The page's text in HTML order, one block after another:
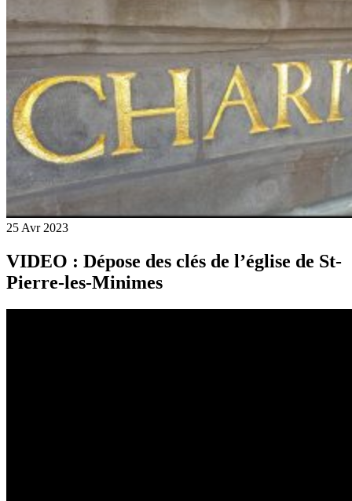
25 Avr 2023
VIDEO : Dépose des clés de l’église de St-
Pierre-les-Minimes